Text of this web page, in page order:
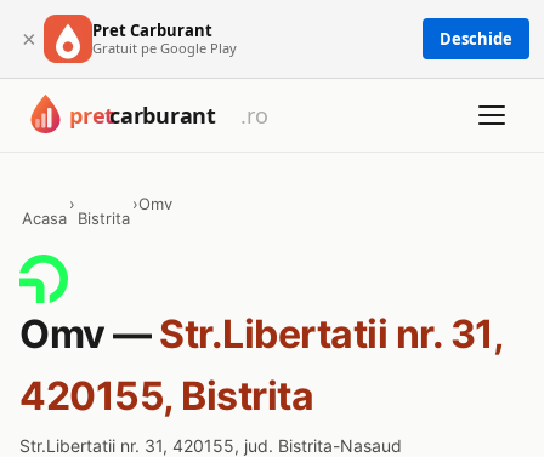
× Pret Carburant
Gratuit pe Google Play Deschide
Acasa
›
Bistrita
›Omv
Omv —Str.Libertatii nr. 31,
420155, Bistrita
Str.Libertatii nr. 31, 420155, jud. Bistrita-Nasaud